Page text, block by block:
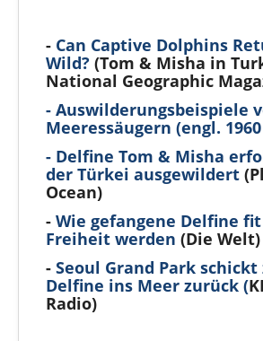
- Can Captive Dolphins
Wild? (Tom & Misha in
National Geographic
- Auswilderungsbeispiele
Meeressäugern (engl. 1960
- Delfine Tom & Misha
der Türkei ausgewildert
Ocean)
- Wie gefangene Delfine
Freiheit werden (Die Welt)
- Seoul Grand Park schickt
Delfine ins Meer zurück (
Radio)